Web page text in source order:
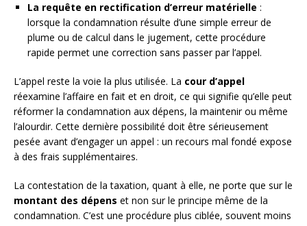
La requête en rectification d’erreur matérielle :
lorsque la condamnation résulte d’une simple erreur de
plume ou de calcul dans le jugement, cette procédure
rapide permet une correction sans passer par l’appel.
L’appel reste la voie la plus utilisée. La cour d’appel
réexamine l’affaire en fait et en droit, ce qui signifie qu’elle peut
réformer la condamnation aux dépens, la maintenir ou même
l’alourdir. Cette dernière possibilité doit être sérieusement
pesée avant d’engager un appel : un recours mal fondé expose
à des frais supplémentaires.
La contestation de la taxation, quant à elle, ne porte que sur le
montant des dépens et non sur le principe même de la
condamnation. C’est une procédure plus ciblée, souvent moins